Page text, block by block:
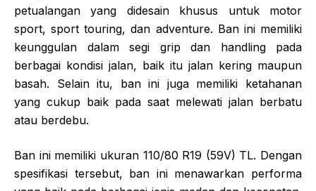
petualangan yang didesain khusus untuk motor
sport, sport touring, dan adventure. Ban ini memiliki
keunggulan dalam segi grip dan handling pada
berbagai kondisi jalan, baik itu jalan kering maupun
basah. Selain itu, ban ini juga memiliki ketahanan
yang cukup baik pada saat melewati jalan berbatu
atau berdebu.
Ban ini memiliki ukuran 110/80 R19 (59V) TL. Dengan
spesifikasi tersebut, ban ini menawarkan performa